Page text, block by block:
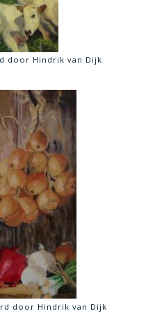
door Hindrik van Dijk
door Hindrik van Dijk